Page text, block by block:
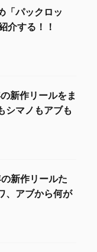
「パックロッ
介する！！
新作リールをま
シマノもアブも
新作リールた
、アブから何が